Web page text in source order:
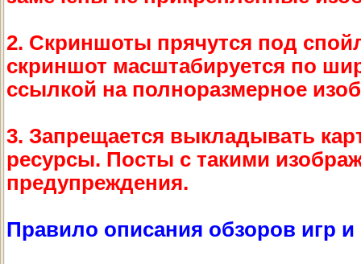
2. Скриншоты прячутся под
скриншот масштабируется по
ссылкой на полноразмерное
3. Запрещается выкладывать
ресурсы. Посты с такими
предупреждения.
Правило описания обзоров игр